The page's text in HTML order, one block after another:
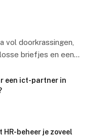
vol doorkrassingen,
briefjes en een…
een ict-partner in
HR-beheer je zoveel